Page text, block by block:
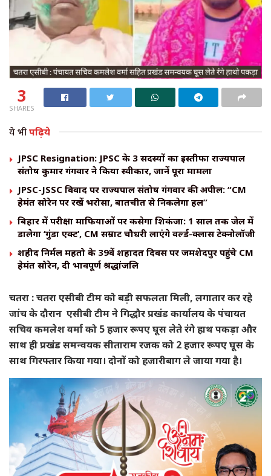
3
SHARES
ये भीपढ़िये
JPSC Resignation: JPSC के 3 सदस्यों का इस्तीफा राज्यपाल
संतोष कुमार गंगवार ने किया स्वीकार, जानें पूरा मामला
JPSC-JSSC विवाद पर राज्यपाल संतोष गंगवार की अपील: “CM
हेमंत सोरेन पर रखें भरोसा, बातचीत से निकलेगा हल”
बिहार में परीक्षा माफियाओं पर कसेगा शिकंजा: 1 साल तक जेल में
डालेगा ‘गुंडा एक्ट’, CM सम्राट चौधरी लाएंगे वर्ल्ड-क्लास टेक्नोलॉजी
शहीद निर्मल महतो के 39वें शहादत दिवस पर जमशेदपुर पहुंचे CM
हेमंत सोरेन, दी भावपूर्ण श्रद्धांजलि
चतरा : चतरा एसीबी टीम को बड़ी सफलता मिली, लगातार कर रहे
जांच के दौरान एसीबी टीम ने गिद्धौर प्रखंड कार्यालय के पंचायत
सचिव कमलेश वर्मा को 5 हजार रूपए घूस लेते रंगे हाथ पकड़ा और
साथ ही प्रखंड समन्वयक सीताराम रजक को 2 हजार रूपए घूस के
साथ गिरफ्तार किया गया। दोनों को हजारीबाग ले जाया गया है।